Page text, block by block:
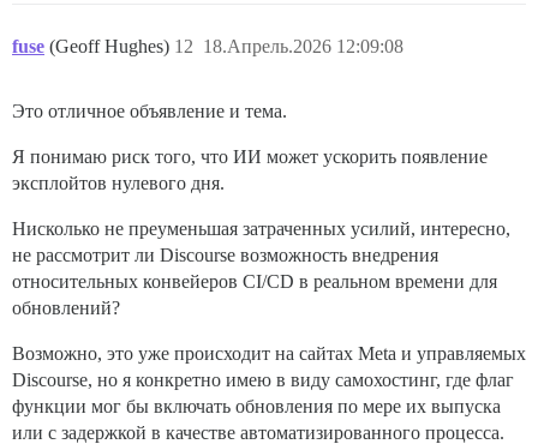
fuse (Geoff Hughes) 18.Апрель.2026 12:09:08
12
Это отличное объявление и тема.
Я понимаю риск того, что ИИ может ускорить появление
эксплойтов нулевого дня.
Нисколько не преуменьшая затраченных усилий, интересно,
не рассмотрит ли Discourse возможность внедрения
относительных конвейеров CI/CD в реальном времени для
обновлений?
Возможно, это уже происходит на сайтах Meta и управляемых
Discourse, но я конкретно имею в виду самохостинг, где флаг
функции мог бы включать обновления по мере их выпуска
или с задержкой в качестве автоматизированного процесса.